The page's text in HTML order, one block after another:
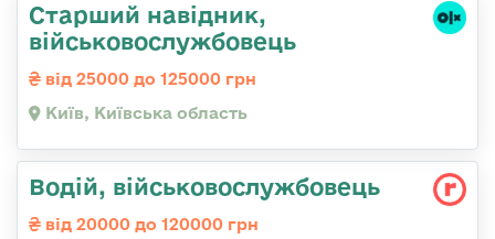
Стаpший навідник,
військовослужбовець
від 25000 до 125000 грн
Київ, Київська область
Водій, військовослужбовець
від 20000 до 120000 грн